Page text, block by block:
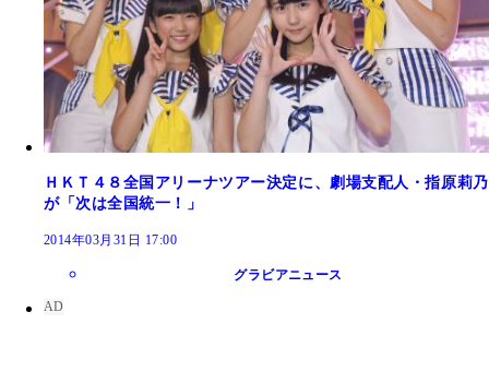
ＨＫＴ４８全国アリーナツアー決定に、劇場支配人・指原莉乃
が「次は全国統一！」
2014年03月31日 17:00
グラビアニュース